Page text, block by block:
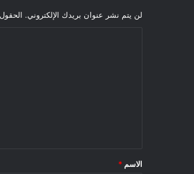
لن يتم نشر عنوان بريدك الإلكتروني. الحقول
*
الاسم *